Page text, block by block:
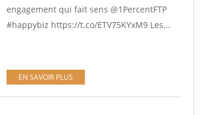
engagement qui fait sens @1PercentFTP
#happybiz https://t.co/ETV75KYxM9 Les...
EN SAVOIR PLUS